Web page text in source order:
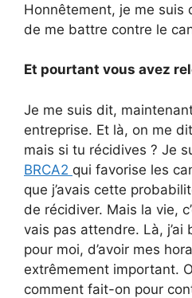
Honnêtement, je me suis
de me battre contre le
Et pourtant vous avez
Je me suis dit,
entreprise. Et là, on me
mais si tu récidives ? Je
BRCA2 qui favorise les
que j’avais cette
de récidiver. Mais la vie,
vais pas attendre. Là, j’ai
pour moi, d’avoir mes
extrêmement important.
comment fait-on pour